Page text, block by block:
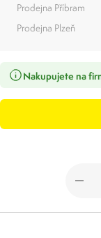
Prodejna Příbram
Prodejna Plzeň
Nakupujete na